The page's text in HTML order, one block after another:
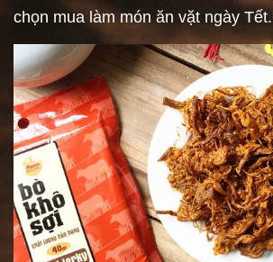
chọn mua làm món ăn vặt ngày Tết.